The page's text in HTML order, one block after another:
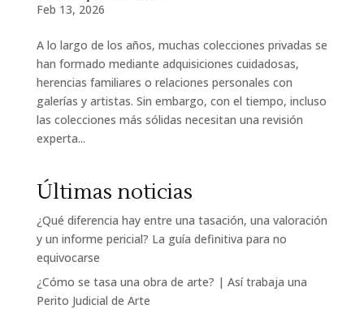
Feb 13, 2026
A lo largo de los años, muchas colecciones privadas se
han formado mediante adquisiciones cuidadosas,
herencias familiares o relaciones personales con
galerías y artistas. Sin embargo, con el tiempo, incluso
las colecciones más sólidas necesitan una revisión
experta...
Últimas noticias
¿Qué diferencia hay entre una tasación, una valoración
y un informe pericial? La guía definitiva para no
equivocarse
¿Cómo se tasa una obra de arte? | Así trabaja una
Perito Judicial de Arte